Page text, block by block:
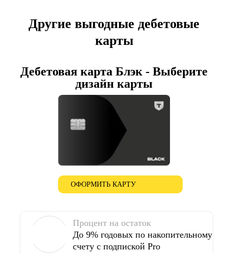
Другие выгодные дебетовые
карты
Дебетовая карта Блэк - Выберите
дизайн карты
ОФОРМИТЬ КАРТУ
Процент на остаток
До 9% годовых по накопительному
счету с подпиской Pro